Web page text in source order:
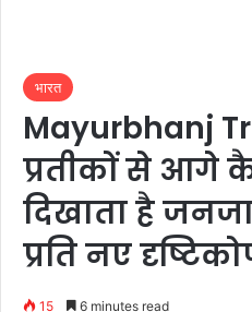
भारत
Mayurbhanj
प्रतीकों से आगे
दिखाता है
प्रति नए
15 6 minutes read